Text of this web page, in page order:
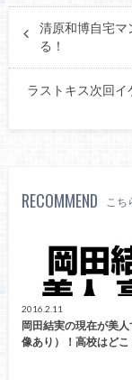
清原和博自宅マ
る！
ラストキス次回イ
RECOMMEND こち
2016.2.11
岡田結実の現在が美
像あり）！高校はどこ